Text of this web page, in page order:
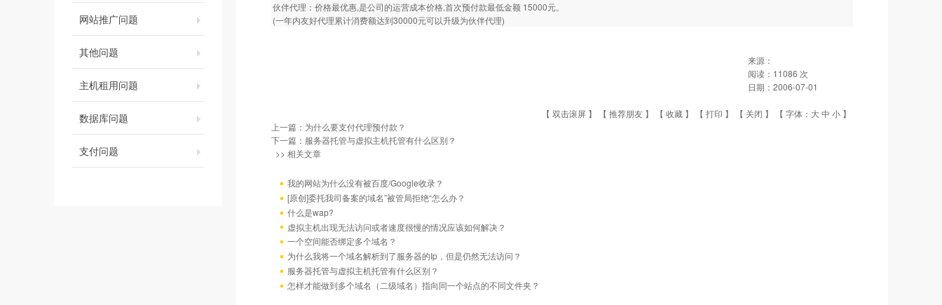
网站推广问题
其他问题
主机租用问题
数据库问题
支付问题
伙伴代理：价格最优惠,是公司的运营成本价格,首次预付款最低金额 15000元。
(一年内友好代理累计消费额达到30000元可以升级为伙伴代理)
来源：
阅读： 11086 次
日期： 2006-07-01
【 双击滚屏 】 【 推荐朋友 】 【 收藏 】 【 打印 】 【 关闭 】 【 字体： 大中 小 】
上一篇： 为什么要支付代理预付款？
下一篇： 服务器托管与虚拟主机托管有什么区别？
>> 相关文章
我的网站为什么没有被百度/Google收录？
[原创]委托我司备案的域名”被管局拒绝“怎么办？
什么是wap?
虚拟主机出现无法访问或者速度很慢的情况应该如何解决？
一个空间能否绑定多个域名？
为什么我将一个域名解析到了服务器的Ip，但是仍然无法访问？
服务器托管与虚拟主机托管有什么区别？
怎样才能做到多个域名（二级域名）指向同一个站点的不同文件夹？